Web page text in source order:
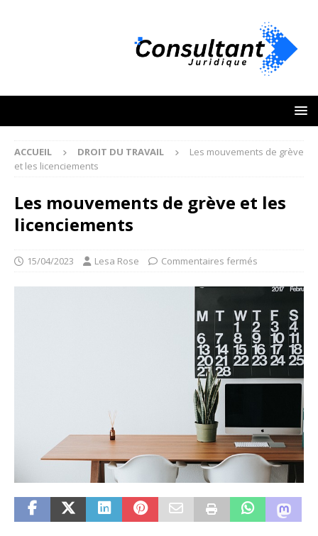
ACCUEIL DROIT DU TRAVAIL
Les mouvements de grève
et les licenciements
Les mouvements de grève et les
licenciements
15/04/2023 Lesa Rose Commentaires fermés